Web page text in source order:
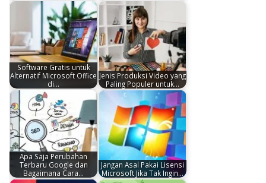
Software Gratis untuk
Alternatif Microsoft Office
di…
Jenis Produksi Video yang
Paling Populer untuk…
Apa Saja Perubahan
Terbaru Google dan
Bagaimana Cara…
Jangan Asal Pakai Lisensi
Microsoft Jika Tak Ingin…